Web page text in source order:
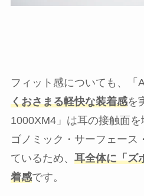
フィット感についても、「
くおさまる軽快な装着感を
1000XM4」は耳の接触面
ゴノミック・サーフェース
ているため、 耳全体に「ズ
着感です。